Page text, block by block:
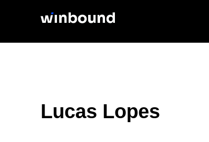
Lucas Lopes